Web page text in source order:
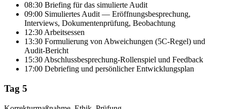
08:30 Briefing für das simulierte Audit
09:00 Simuliertes Audit — Eröffnungsbesprechung,
Interviews, Dokumentenprüfung, Beobachtung
12:30 Arbeitsessen
13:30 Formulierung von Abweichungen (5C-Regel) und
Audit-Bericht
15:30 Abschlussbesprechung-Rollenspiel und Feedback
17:00 Debriefing und persönlicher Entwicklungsplan
Tag 5